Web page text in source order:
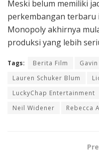
Meski belum memiliki
perkembangan terbaru
Monopoly akhirnya
produksi yang lebih
Tags: Berita Film
Lauren Schuker Blum
LuckyChap Entertainment
Neil Widener
Rebecca